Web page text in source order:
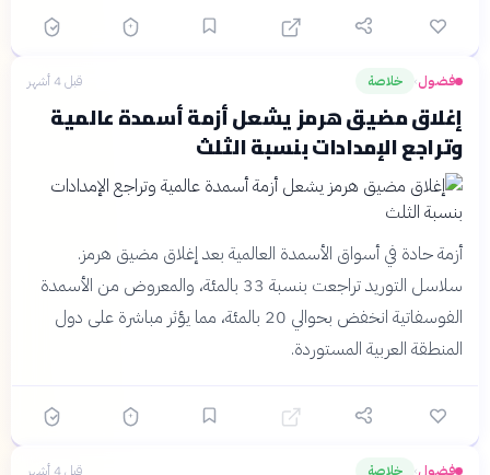
فضول› خلاصة قبل 4 أشهر
إغلاق مضيق هرمز يشعل أزمة أسمدة عالمية
وتراجع الإمدادات بنسبة الثلث
أزمة حادة في أسواق الأسمدة العالمية بعد إغلاق مضيق هرمز.
سلاسل التوريد تراجعت بنسبة 33 بالمئة، والمعروض من الأسمدة
الفوسفاتية انخفض بحوالي 20 بالمئة، مما يؤثر مباشرة على دول
المنطقة العربية المستوردة.
فضول› خلاصة قبل 4 أشهر